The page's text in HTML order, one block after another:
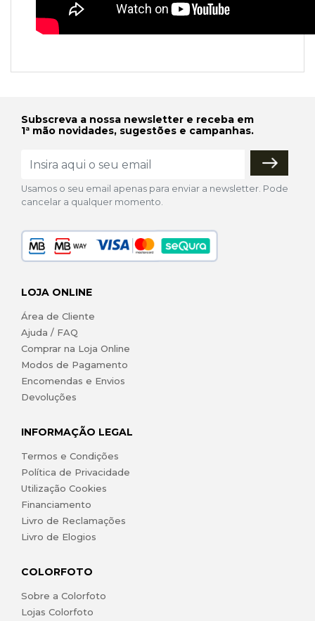
Subscreva a nossa newsletter e receba em
1ª mão novidades, sugestões e campanhas.
Usamos o seu email apenas para enviar a newsletter. Pode
cancelar a qualquer momento.
LOJA ONLINE
Área de Cliente
Ajuda / FAQ
Comprar na Loja Online
Modos de Pagamento
Encomendas e Envios
Devoluções
INFORMAÇÃO LEGAL
Termos e Condições
Política de Privacidade
Utilização Cookies
Financiamento
Livro de Reclamações
Livro de Elogios
COLORFOTO
Sobre a Colorfoto
Lojas Colorfoto